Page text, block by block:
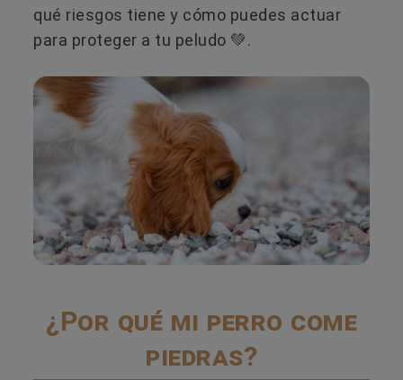
qué riesgos tiene y cómo puedes actuar
para proteger a tu peludo 💚.
¿Por qué mi perro come
piedras?